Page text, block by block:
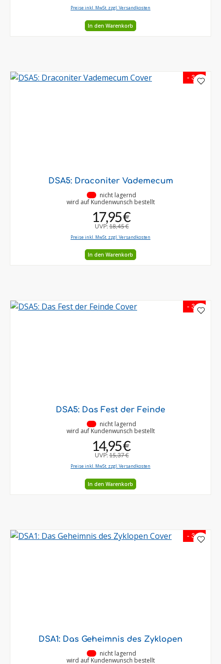
Preise inkl. MwSt. zzgl. Versandkosten
In den Warenkorb
- 3 %
DSA5: Draconiter Vademecum
nicht lagernd
wird auf Kundenwunsch bestellt
17,95 €
UVP: 18,45 €
Preise inkl. MwSt. zzgl. Versandkosten
In den Warenkorb
- 3 %
DSA5: Das Fest der Feinde
nicht lagernd
wird auf Kundenwunsch bestellt
14,95 €
UVP:15,37 €
Preise inkl. MwSt. zzgl. Versandkosten
In den Warenkorb
- 3 %
DSA1: Das Geheimnis des Zyklopen
nicht lagernd
wird auf Kundenwunsch bestellt